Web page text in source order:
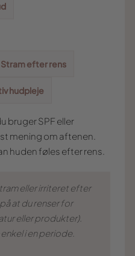
Stram efter rens
hudpleje
bruger SPF eller
mening om aftenen.
huden føles efter rens.
eller irriteret efter
at du renser for
eller produkter).
i en periode.